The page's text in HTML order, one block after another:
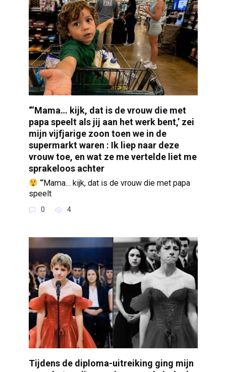
“‘Mama… kijk, dat is de vrouw die met
papa speelt als jij aan het werk bent,’ zei
mijn vijfjarige zoon toen we in de
supermarkt waren : Ik liep naar deze
vrouw toe, en wat ze me vertelde liet me
sprakeloos achter
“‘Mama… kijk, dat is de vrouw die met papa
speelt
0 4
Tijdens de diploma-uitreiking ging mijn